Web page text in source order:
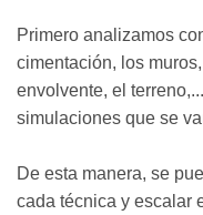
Primero analizamos
cimentación, los
envolvente, el
simulaciones que se
De esta manera, se
cada técnica y escalar